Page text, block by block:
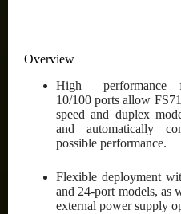
Overview
High
10/100 ports allow
speed and duplex
and automatically
possible performance.
Flexible deployment
and 24-port models, as
external power supply